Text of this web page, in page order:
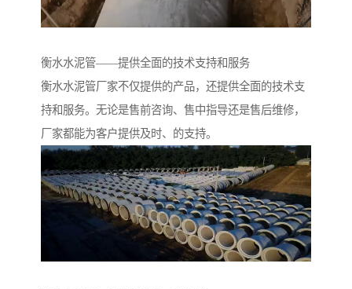
衡水水泥管——提供全面的技术支持和服务
衡水水泥管厂家不仅提供的产品，还提供全面的技术支
持和服务。无论是售前咨询、售中指导还是售后维修，
厂家都能为客户提供及时、的支持。